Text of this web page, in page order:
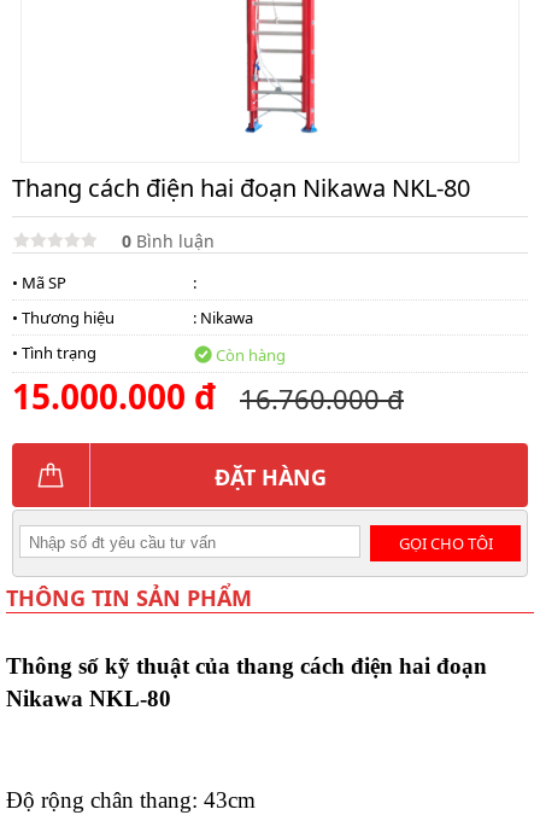
Thang
nhôm
bàn
Thang
nhôm
trượt
hiệu
tức
Liên
hệ
Thang cách điện hai đoạn Nikawa NKL-80
0 Bình luận
• Mã SP
:
• Thương hiệu
: Nikawa
• Tình trạng
Còn hàng
15.000.000 đ 16.760.000 đ
ĐẶT HÀNG
GỌI CHO TÔI
THÔNG TIN SẢN PHẨM
Thông số kỹ thuật của thang cách điện hai đoạn
Nikawa NKL-80
Độ rộng chân thang: 43cm